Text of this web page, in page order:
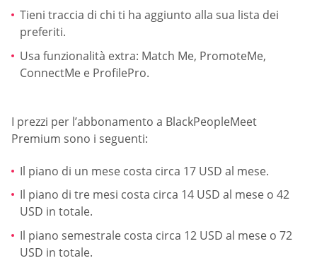
Tieni traccia di chi ti ha aggiunto alla sua lista dei
preferiti.
Usa funzionalità extra: Match Me, PromoteMe,
ConnectMe e ProfilePro.
I prezzi per l’abbonamento a BlackPeopleMeet
Premium sono i seguenti:
Il piano di un mese costa circa 17 USD al mese.
Il piano di tre mesi costa circa 14 USD al mese o 42
USD in totale.
Il piano semestrale costa circa 12 USD al mese o 72
USD in totale.